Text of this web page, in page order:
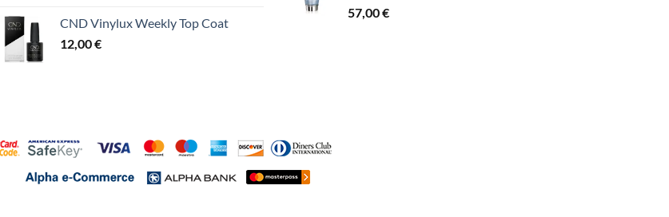
CND Vinylux Weekly Top Coat
12,00€
57,00€